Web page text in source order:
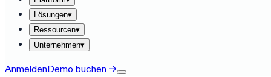
Lösungen▾
Ressourcen▾
Unternehmen▾
AnmeldenDemo buchen →